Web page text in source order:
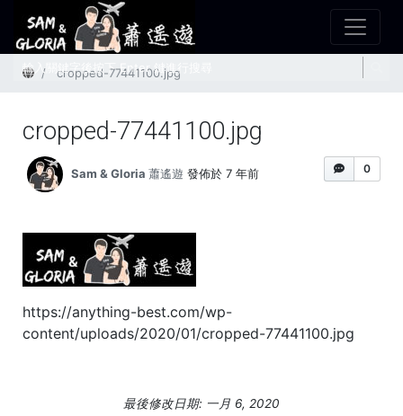
首頁 cropped-77441100.jpg
cropped-77441100.jpg
0
Sam & Gloria 蕭遙遊 發佈於 7 年前
https://anything-best.com/wp-
content/uploads/2020/01/cropped-77441100.jpg
最後修改日期: 一月 6, 2020